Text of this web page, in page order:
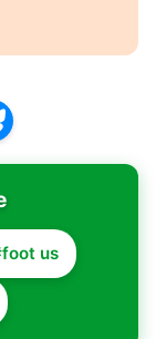
us